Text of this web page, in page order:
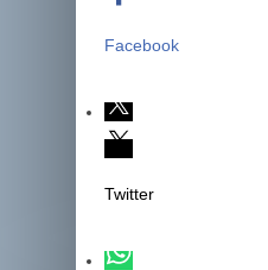
Facebook
Twitter